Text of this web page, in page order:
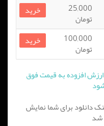
25,000
تومان
خرید
100,000
تومان
خرید
بر ارزش افزوده به قیمت فوق
دانلود برای شما نمایش
شد